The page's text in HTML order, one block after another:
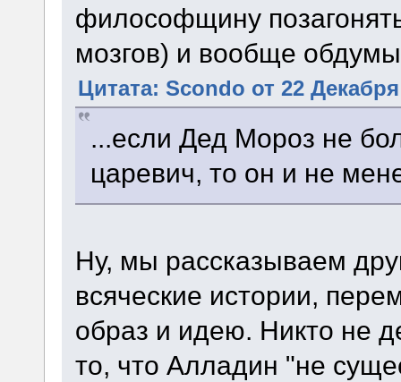
философщину
мозгов) и вообще
Цитата: Scondo от 22
...если Дед Мороз не
царевич, то он и не
Ну, мы рассказываем
всяческие истории,
образ и идею. Никто не
то, что Алладин "не